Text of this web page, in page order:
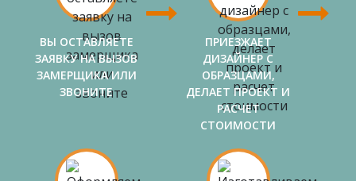
ВЫ ОСТАВЛЯЕТЕ
ЗАЯВКУ НА ВЫЗОВ
ЗАМЕРЩИКА ИЛИ
ЗВОНИТЕ
ПРИЕЗЖАЕТ
ДИЗАЙНЕР С
ОБРАЗЦАМИ,
ДЕЛАЕТ ПРОЕКТ И
РАСЧЕТ
СТОИМОСТИ